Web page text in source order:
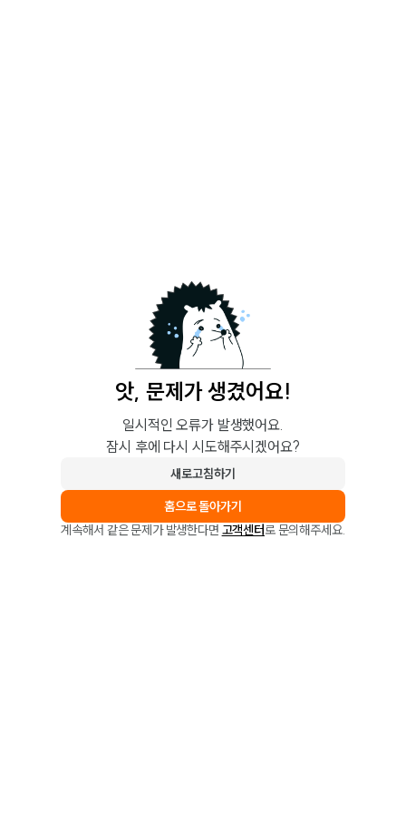
앗, 문제가 생겼어요!
일시적인 오류가 발생했어요.
잠시 후에 다시 시도해주시겠어요?
새로고침하기
홈으로 돌아가기
계속해서 같은 문제가 발생한다면 고객센터로 문의해주세요.